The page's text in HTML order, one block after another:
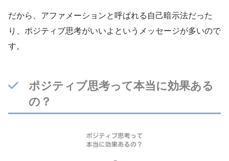
だから、アファメーションと呼ばれる自己暗示法だった
り、ポジティブ思考がいいよというメッセージが多いので
す。
ポジティブ思考って本当に効果ある
の？